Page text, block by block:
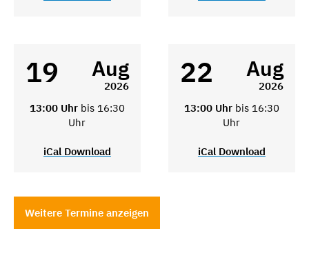
19 Aug
2026
13:00 Uhr bis 16:30
Uhr
iCal Download
22 Aug
2026
13:00 Uhr bis 16:30
Uhr
iCal Download
Weitere Termine anzeigen